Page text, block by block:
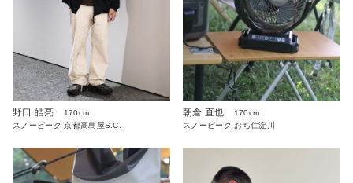
野口 皓亮
170cm
スノーピーク 京都高島屋S.C.
朝倉 直也
170cm
スノーピーク おち仁淀川